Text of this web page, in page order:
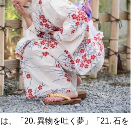
、「20. 異物を吐く夢」「21. 石を